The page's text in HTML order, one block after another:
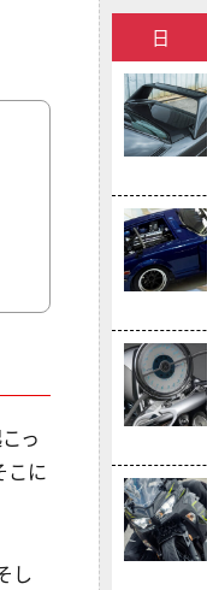
っ
こに
し
日